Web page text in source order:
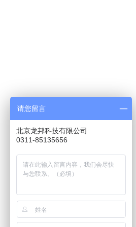
请您留言
北京龙邦科技有限公司
0311-85135656